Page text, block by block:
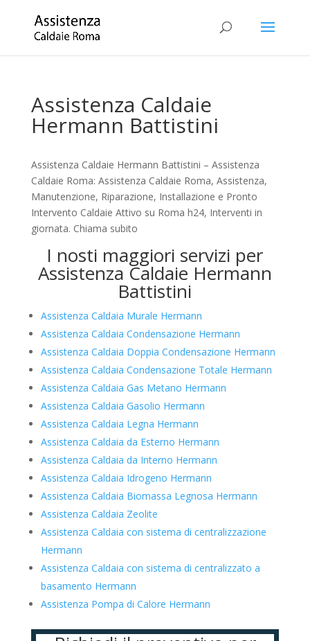
Assistenza Caldaie
Hermann Battistini
Assistenza Caldaie Hermann Battistini – Assistenza
Caldaie Roma: Assistenza Caldaie Roma, Assistenza,
Manutenzione, Riparazione, Installazione e Pronto
Intervento Caldaie Attivo su Roma h24, Interventi in
giornata. Chiama subito
I nosti maggiori servizi per
Assistenza Caldaie Hermann
Battistini
Assistenza Caldaia Murale Hermann
Assistenza Caldaia Condensazione Hermann
Assistenza Caldaia Doppia Condensazione Hermann
Assistenza Caldaia Condensazione Totale Hermann
Assistenza Caldaia Gas Metano Hermann
Assistenza Caldaia Gasolio Hermann
Assistenza Caldaia Legna Hermann
Assistenza Caldaia da Esterno Hermann
Assistenza Caldaia da Interno Hermann
Assistenza Caldaia Idrogeno Hermann
Assistenza Caldaia Biomassa Legnosa Hermann
Assistenza Caldaia Zeolite
Assistenza Caldaia con sistema di centralizzazione
Hermann
Assistenza Caldaia con sistema di centralizzato a
basamento Hermann
Assistenza Pompa di Calore Hermann